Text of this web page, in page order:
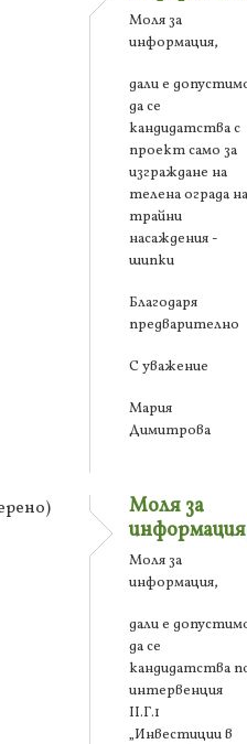
Моля за
информация,
дали е
да се
кандидатства с
проект само за
изграждане на
телена ограда на
трайни
насаждения -
шипки
Благодаря
предварително
С уважение
Мария
Димитрова
Моля за
Моля за
информация,
дали е
да се
кандидатства
интервенция
ІІ.Г.1
„Инвестиции в